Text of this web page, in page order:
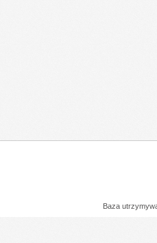
Baza